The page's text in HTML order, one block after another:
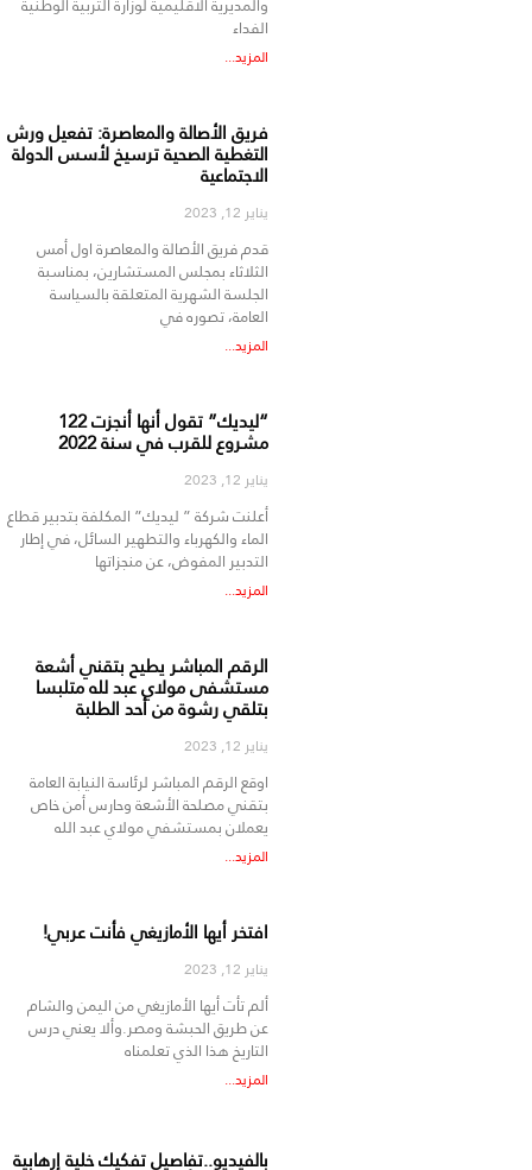
الفداء
المزيد...
فريق الأصالة والمعاصرة: تفعيل ورش
التغطية الصحية ترسيخ لأسس الدولة
الاجتماعية
يناير 12, 2023
قدم فريق الأصالة والمعاصرة اول أمس
الثلاثاء بمجلس المستشارين، بمناسبة
الجلسة الشهرية المتعلقة بالسياسة
العامة، تصوره في
المزيد...
“ليديك” تقول أنها أنجزت 122
مشروع للقرب في سنة 2022
يناير 12, 2023
أعلنت شركة ” ليديك” المكلفة بتدبير قطاع
الماء والكهرباء والتطهير السائل، في إطار
التدبير المفوض، عن منجزاتها
المزيد...
الرقم المباشر يطيح بتقني أشعة
مستشفى مولاي عبد لله متلبسا
بتلقي رشوة من أحد الطلبة
يناير 12, 2023
اوقع الرقم المباشر لرئاسة النيابة العامة
بتقني مصلحة الأشعة وحارس أمن خاص
يعملان بمستشفي مولاي عبد الله
المزيد...
افتخر أيها الأمازيغي فأنت عربي!
يناير 12, 2023
ألم تأت أيها الأمازيغي من اليمن والشام
عن طريق الحبشة ومصر.وألا يعني درس
التاريخ هذا الذي تعلمناه
المزيد...
بالفيديو..تفاصيل تفكيك خلية إرهابية